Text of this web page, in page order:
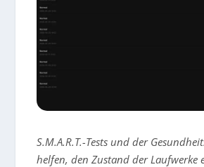
S.M.A.R.T.-Tests und der
helfen, den Zustand der Laufwerke